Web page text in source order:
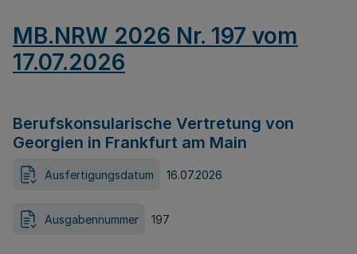
MB.NRW 2026 Nr. 197 vom
17.07.2026
Berufskonsularische Vertretung von
Georgien in Frankfurt am Main
Ausfertigungsdatum 16.07.2026
Ausgabennummer 197